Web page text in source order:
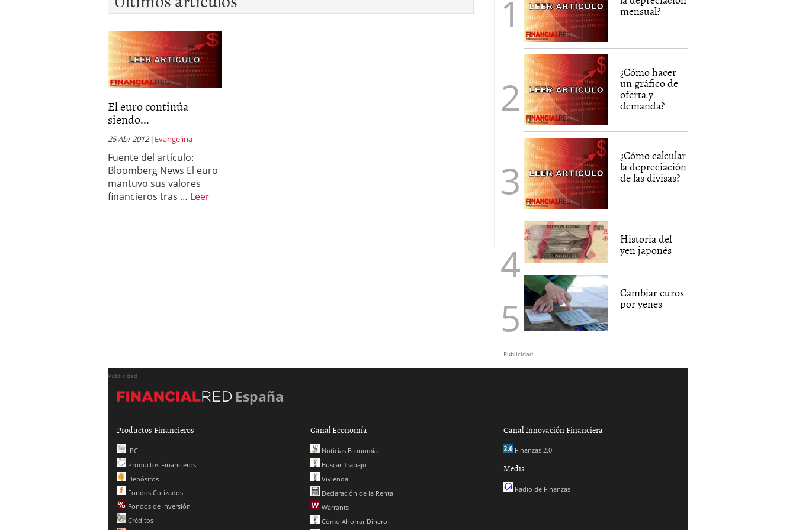
El euro continúa
siendo...
25 Abr 2012 Evangelina
Fuente del artículo:
Bloomberg News El euro
mantuvo sus valores
financieros tras … Leer
mensual?
¿Cómo hacer
un gráfico de
oferta y
demanda?
¿Cómo calcular
la depreciación
de las divisas?
Historia del
yen japonés
Cambiar euros
por yenes
Publicidad
Publicidad
España
Productos Financieros
IPC
Productos Financieros
Depósitos
Fondos Cotizados
Fondos de Inversión
Créditos
Canal Economía
Noticias Economía
Buscar Trabajo
Vivienda
Declaración de la Renta
Warrants
Cómo Ahorrar Dinero
Canal Innovación Financiera
Finanzas 2.0
Media
Radio de Finanzas